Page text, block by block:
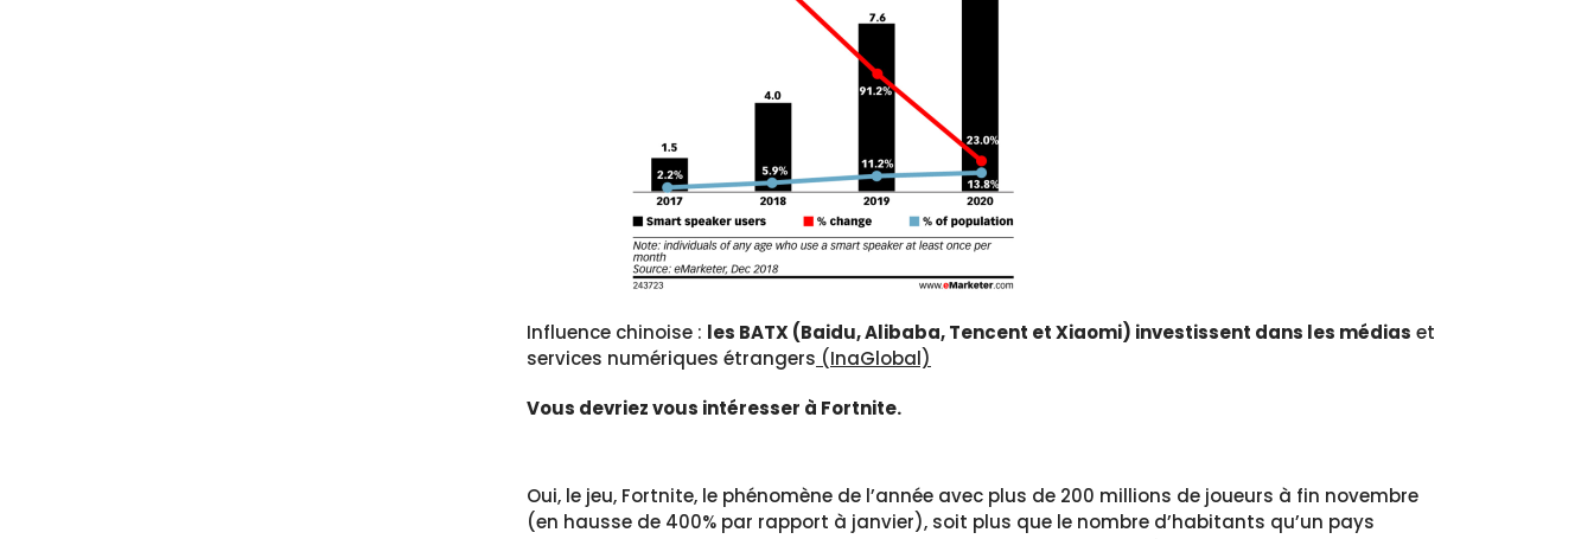
Influence chinoise : les BATX (Baidu, Alibaba, Tencent et Xiaomi) investissent dans les médias et
services numériques étrangers (InaGlobal)
Vous devriez vous intéresser à Fortnite.
Oui, le jeu, Fortnite, le phénomène de l’année avec plus de 200 millions de joueurs à fin novembre
(en hausse de 400% par rapport à janvier), soit plus que le nombre d’habitants qu’un pays